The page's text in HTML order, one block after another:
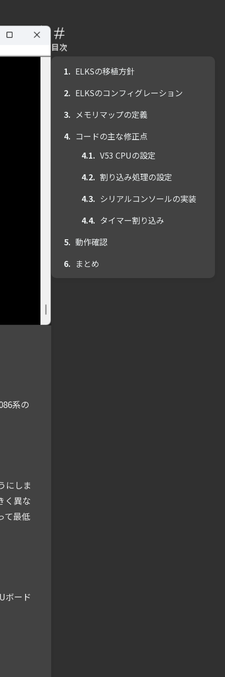
目次
ELKSの移植方針
ELKSのコンフィグレーション
メモリマップの定義
コードの主な修正点
V53 CPUの設定
割り込み処理の設定
シリアルコンソールの実装
タイマー割り込み
動作確認
まとめ
系の
にしま
く異な
て最低
ボード